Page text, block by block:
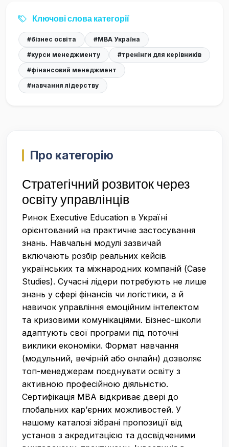
Ключові слова категорії
#бізнес освіта
#MBA Україна
#курси менеджменту
#тренінги для керівників
#фінансовий менеджмент
#навчання лідерству
Про категорію
Стратегічний розвиток через
освіту управлінців
Ринок Executive Education в Україні
орієнтований на практичне застосування
знань. Навчальні модулі зазвичай
включають розбір реальних кейсів
українських та міжнародних компаній (Case
Studies). Сучасні лідери потребують не лише
знань у сфері фінансів чи логістики, а й
навичок управління емоційним інтелектом
та кризовими комунікаціями. Бізнес-школи
адаптують свої програми під поточні
виклики економіки. Формат навчання
(модульний, вечірній або онлайн) дозволяє
топ-менеджерам поєднувати освіту з
активною професійною діяльністю.
Сертифікація MBA відкриває двері до
глобальних кар’єрних можливостей. У
нашому каталозі зібрані пропозиції від
установ з акредитацією та досвідченими